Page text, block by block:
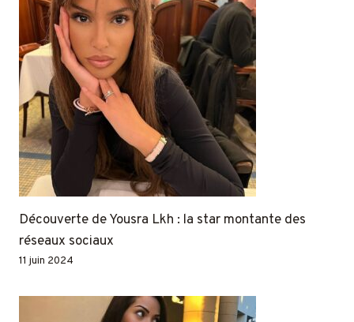
Découverte de Yousra Lkh : la star montante des
réseaux sociaux
11 juin 2024